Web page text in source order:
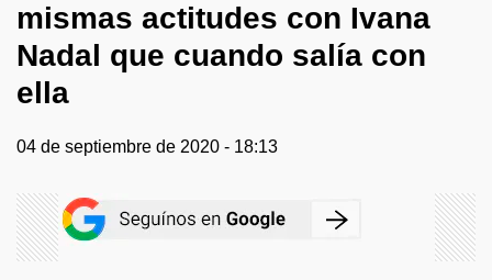
mismas actitudes con Ivana
Nadal que cuando salía con
ella
04 de septiembre de 2020 - 18:13